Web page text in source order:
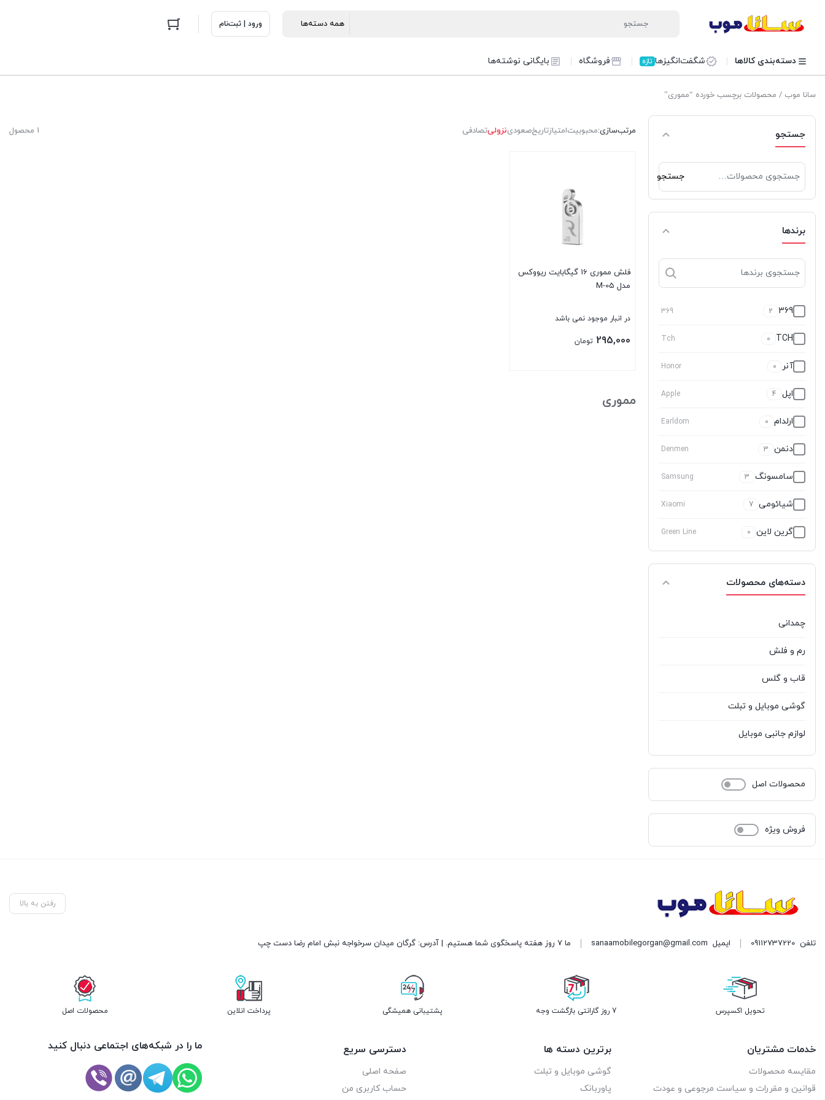
ورود | ثبت‌نام
دسته‌بندی کالاها شگفت‌انگیزها تازه فروشگاه بایگانی نوشته‌ها
سانا موب / محصولات برچسب خورده “مموری”
جستجو
برای:
جستجو
برندها
369
2
369
TCH
0
Tch
آنر 0
Honor
اپل 4
Apple
ارلدام 0
Earldom
دنمن 3
Denmen
سامسونگ 3
Samsung
شیائومی 7
Xiaomi
گرین لاین 0
Green Line
نوکیا %d9%86%d9%88%da%a9%db%8c%d8%a7
دسته‌های محصولات
چمدانی
رم و فلش
قاب و گلس
گوشی موبایل و تبلت
لوازم جانبی موبایل
محصولات اصل
فروش ویژه
1 محصول مرتب‌سازی:محبوبیتامتیازتاریخصعودینزولیتصادفی
فلش مموری 16 گیگابایت ریووکس
مدل M-05
در انبار موجود نمی باشد
295,000 تومان
مموری
رفتن به بالا
تلفن 09112737220 ایمیل sanaamobilegorgan@gmail.com ما 7 روز هفته پاسخگوی شما هستیم. | آدرس: گرگان میدان سرخواجه نبش امام رضا دست چپ
تحویل اکسپرس 7 روز گارانتی بازگشت وجه پشتیبانی همیشگی پرداخت انلاین محصولات اصل
خدمات مشتریان
مقایسه محصولات
قوانین و مقررات و سیاست مرجوعی و عودت
برترین دسته ها
گوشی موبایل و تبلت
پاوربانک
دسترسی سریع
صفحه اصلی
حساب کاربری من
ما را در شبکه‌های اجتماعی دنبال کنید